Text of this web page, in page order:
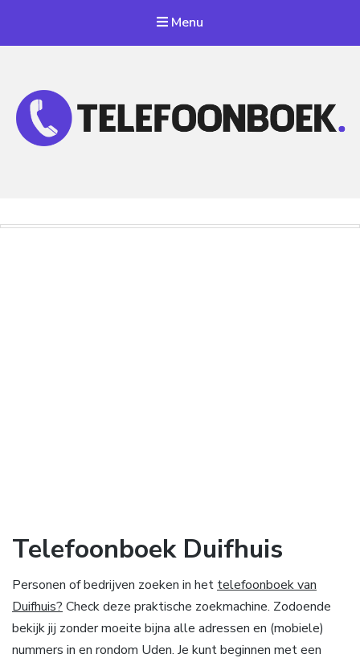
Menu
Telefoonboek Duifhuis
Personen of bedrijven zoeken in het telefoonboek van
Duifhuis? Check deze praktische zoekmachine. Zodoende
bekijk jij zonder moeite bijna alle adressen en (mobiele)
nummers in en rondom Uden. Je kunt beginnen met een